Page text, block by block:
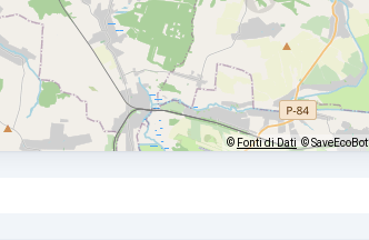
© Fonti di Dati © SaveEcoBot